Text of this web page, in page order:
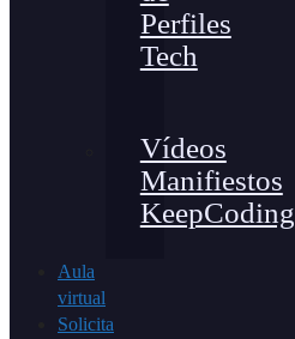
Perfiles
Tech
Vídeos
Manifiestos
KeepCoding
Aula
virtual
Solicita